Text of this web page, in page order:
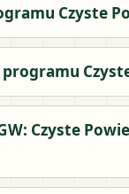
Czyste
Czyste